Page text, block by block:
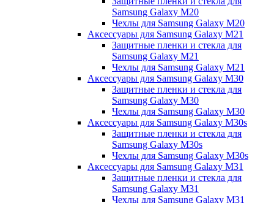
Samsung Galaxy M20
Чехлы для Samsung Galaxy M20
Аксессуары для Samsung Galaxy M21
Защитные пленки и стекла для
Samsung Galaxy M21
Чехлы для Samsung Galaxy M21
Аксессуары для Samsung Galaxy M30
Защитные пленки и стекла для
Samsung Galaxy M30
Чехлы для Samsung Galaxy M30
Аксессуары для Samsung Galaxy M30s
Защитные пленки и стекла для
Samsung Galaxy M30s
Чехлы для Samsung Galaxy M30s
Аксессуары для Samsung Galaxy M31
Защитные пленки и стекла для
Samsung Galaxy M31
Чехлы для Samsung Galaxy M31